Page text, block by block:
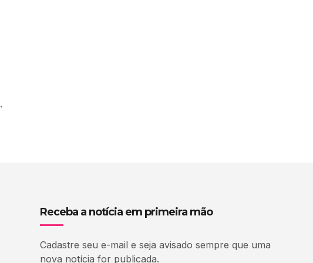
.
Receba a notícia em primeira mão
Cadastre seu e-mail e seja avisado sempre que uma
nova notícia for publicada.